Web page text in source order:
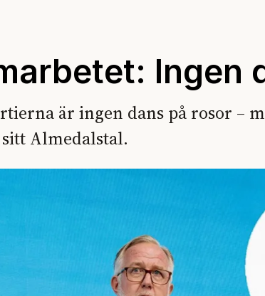
Ingen
är ingen dans på rosor –
Almedalstal.